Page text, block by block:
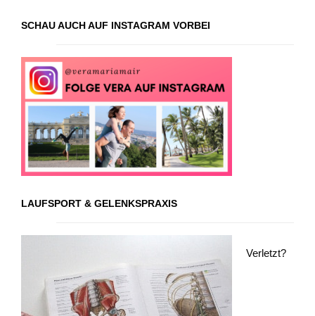
SCHAU AUCH AUF INSTAGRAM VORBEI
LAUFSPORT & GELENKSPRAXIS
Verletzt?